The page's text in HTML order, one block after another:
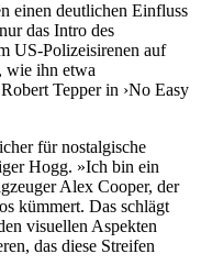
einen deutlichen Einfluss
das Intro des
US-Polizeisirenen auf
wie ihn etwa
Tepper in ›No Easy
für nostalgische
Hogg. »Ich bin ein
Alex Cooper, der
kümmert. Das schlägt
visuellen Aspekten
das diese Streifen